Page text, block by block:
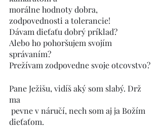
morálne hodnoty dobra,
zodpovednosti a tolerancie!
Dávam dieťaťu dobrý príklad?
Alebo ho pohoršujem svojím
správaním?
Prežívam zodpovedne svoje otcovstvo?
Pane Ježišu, vidíš aký som slabý. Drž
ma
dieťaťom.